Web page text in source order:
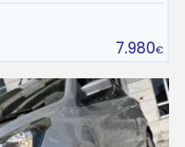
7.980€